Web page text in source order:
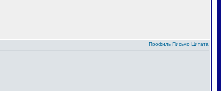
Профиль Письмо Цитата